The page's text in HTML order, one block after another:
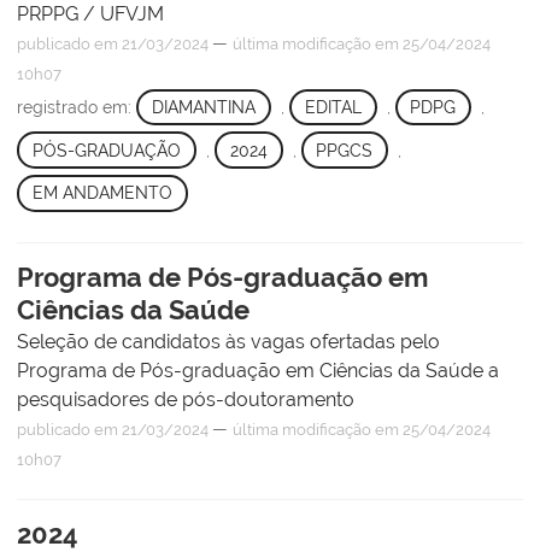
PRPPG / UFVJM
publicado em 21/03/2024 — última modificação em 25/04/2024
10h07
registrado em: DIAMANTINA EDITAL PDPG
PÓS-GRADUAÇÃO 2024 PPGCS
EM ANDAMENTO
Programa de Pós-graduação em
Ciências da Saúde
Seleção de candidatos às vagas ofertadas pelo
Programa de Pós-graduação em Ciências da Saúde a
pesquisadores de pós-doutoramento
publicado em 21/03/2024 — última modificação em 25/04/2024
10h07
2024